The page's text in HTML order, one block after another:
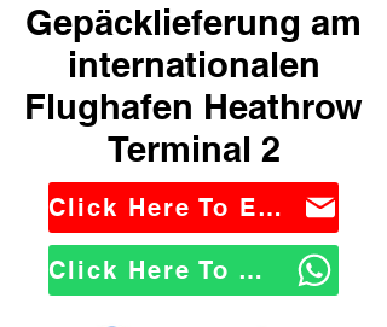
Gepäcklieferung am
internationalen
Flughafen Heathrow
Terminal 2
Click Here To Email Us
Click Here To WhatsApp Us